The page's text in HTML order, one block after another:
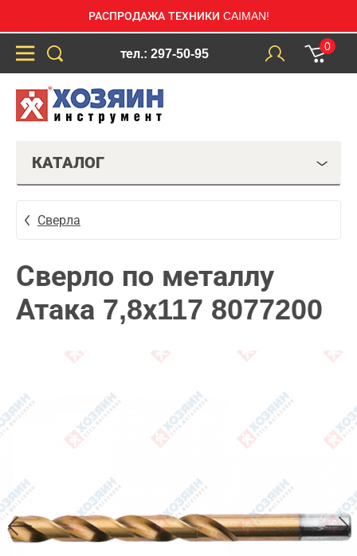
РАСПРОДАЖА ТЕХНИКИ CAIMAN!
тел.: 297-50-95
0
КАТАЛОГ
Сверла
Сверло по металлу
Атака 7,8х117 8077200